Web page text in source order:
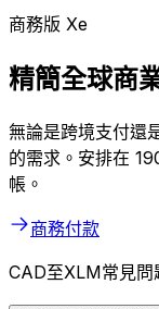
商務版 Xe
精簡全球商
無論是跨境支付還
的需求。安排在
帳。
商務付款
CAD至XLM常見問